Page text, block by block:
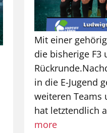
Mit einer
die bisherige F3
in die E-Jugend
weiteren Teams
hat letztendlich
more